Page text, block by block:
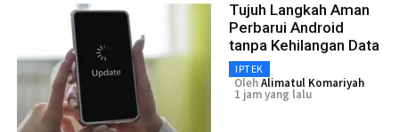
Tujuh Langkah Aman
Perbarui Android
tanpa Kehilangan Data
IPTEK
OlehAlimatul Komariyah
1 jam yang lalu